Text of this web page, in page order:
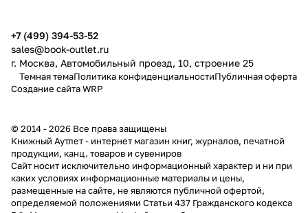
+7 (499) 394-53-52
sales@book-outlet.ru
г. Москва, Автомобильный проезд, 10, строение 25
Темная темаПолитика конфиденциальностиПубличная оферта
Создание сайтаWRP
© 2014 - 2026 Все права защищены
Книжный Аутлет - интернет магазин книг, журналов, печатной
продукции, канц. товаров и сувениров
Cайт носит исключительно информационный характер и ни при
каких условиях информационные материалы и цены,
размещенные на сайте, не являются публичной офертой,
определяемой положениями Статьи 437 Гражданского кодекса